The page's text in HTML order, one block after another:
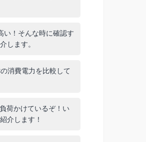
い！そんな時に確認す
します。
消費電力を比較して
荷かけているぞ！い
介します！